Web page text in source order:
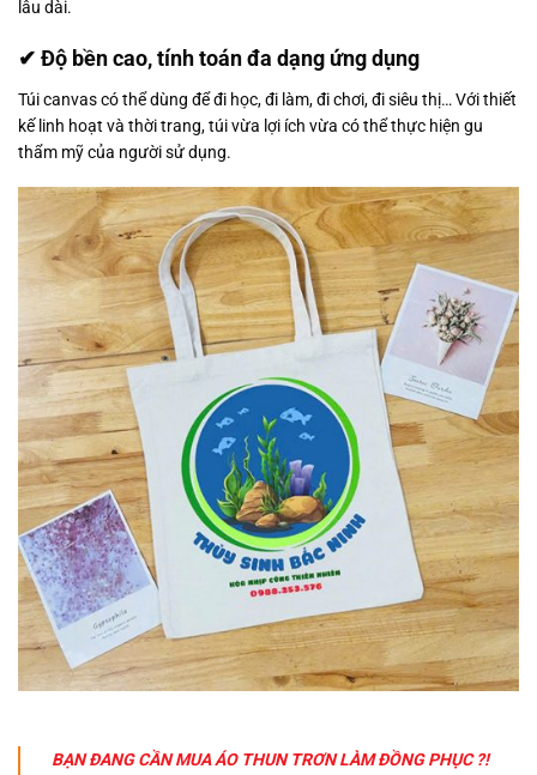
lâu dài.
✔ Độ bền cao, tính toán đa dạng ứng dụng
Túi canvas có thể dùng để đi học, đi làm, đi chơi, đi siêu thị… Với thiết
kế linh hoạt và thời trang, túi vừa lợi ích vừa có thể thực hiện gu
thẩm mỹ của người sử dụng.
BẠN ĐANG CẦN MUA ÁO THUN TRƠN LÀM ĐỒNG PHỤC ?!